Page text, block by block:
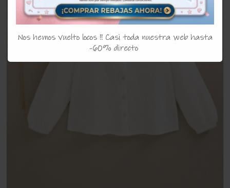
Nos hemos vuelto locos !! Casi toda nuestra web hasta
-60% directo